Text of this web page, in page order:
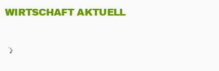
WIRTSCHAFT AKTUELL